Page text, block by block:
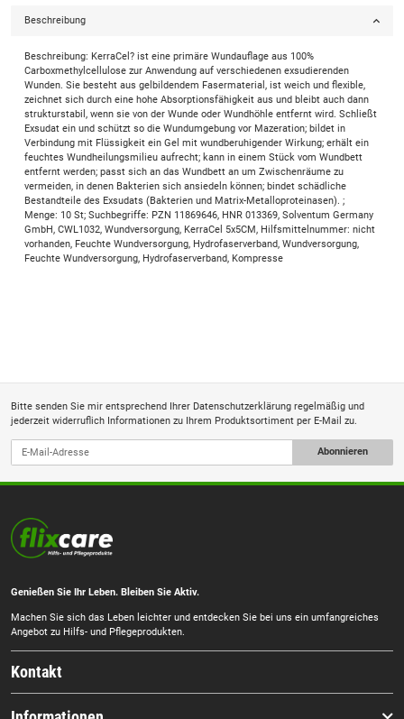
Beschreibung
Beschreibung: KerraCel? ist eine primäre Wundauflage aus 100%
Carboxmethylcellulose zur Anwendung auf verschiedenen exsudierenden
Wunden. Sie besteht aus gelbildendem Fasermaterial, ist weich und flexible,
zeichnet sich durch eine hohe Absorptionsfähigkeit aus und bleibt auch dann
strukturstabil, wenn sie von der Wunde oder Wundhöhle entfernt wird. Schließt
Exsudat ein und schützt so die Wundumgebung vor Mazeration; bildet in
Verbindung mit Flüssigkeit ein Gel mit wundberuhigender Wirkung; erhält ein
feuchtes Wundheilungsmilieu aufrecht; kann in einem Stück vom Wundbett
entfernt werden; passt sich an das Wundbett an um Zwischenräume zu
vermeiden, in denen Bakterien sich ansiedeln können; bindet schädliche
Bestandteile des Exsudats (Bakterien und Matrix-Metalloproteinasen). ;
Menge: 10 St; Suchbegriffe: PZN 11869646, HNR 013369, Solventum Germany
GmbH, CWL1032, Wundversorgung, KerraCel 5x5CM, Hilfsmittelnummer: nicht
vorhanden, Feuchte Wundversorgung, Hydrofaserverband, Wundversorgung,
Feuchte Wundversorgung, Hydrofaserverband, Kompresse
Bitte senden Sie mir entsprechend Ihrer Datenschutzerklärung regelmäßig und
jederzeit widerruflich Informationen zu Ihrem Produktsortiment per E-Mail zu.
Abonnieren
Genießen Sie Ihr Leben. Bleiben Sie Aktiv.
Machen Sie sich das Leben leichter und entdecken Sie bei uns ein umfangreiches
Angebot zu Hilfs- und Pflegeprodukten.
Kontakt